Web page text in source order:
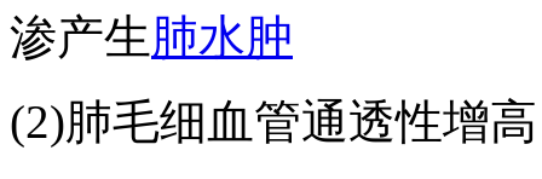
渗产生肺水肿
(2)肺毛细血管通透性增高